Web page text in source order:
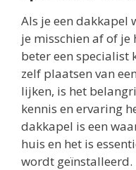
Als je een dakkapel
je misschien af of
beter een specialist
zelf plaatsen van
lijken, is het
kennis en ervaring
dakkapel is een
huis en het is
wordt geïnstalleerd.